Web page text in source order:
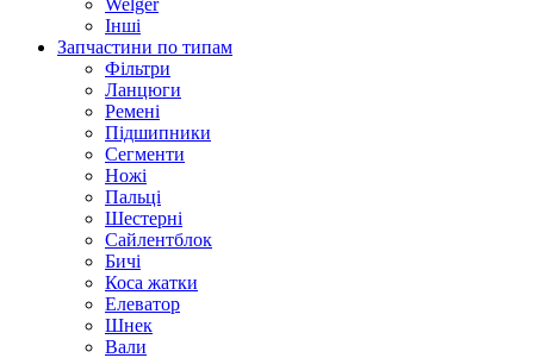
Welger
Інші
Запчастини по типам
Фільтри
Ланцюги
Ремені
Підшипники
Сегменти
Ножі
Пальці
Шестерні
Сайлентблок
Бичі
Коса жатки
Елеватор
Шнек
Вали